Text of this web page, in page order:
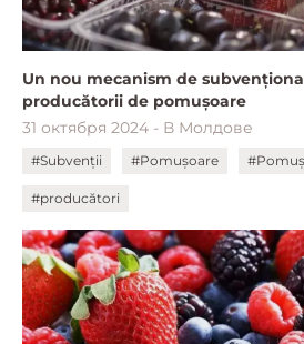
Un nou mecanism de
producătorii de pomușoare
31 октября 2024 - В Молдове
#Subvenții #Pomușoare
#producători